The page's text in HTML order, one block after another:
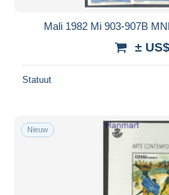
Mali 1982 Mi 903-907B
±
Statuut
Nieuw